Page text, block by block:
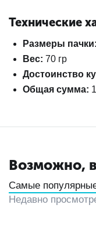
Технические
Размеры пачки:
Вес: 70 гр
Достоинство
Общая сумма:
Возможно,
Самые
Недавно